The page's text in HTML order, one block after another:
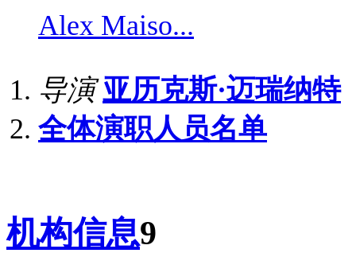
Alex Maiso...
导演 亚历克斯·迈瑞纳特
全体演职人员名单
机构信息9